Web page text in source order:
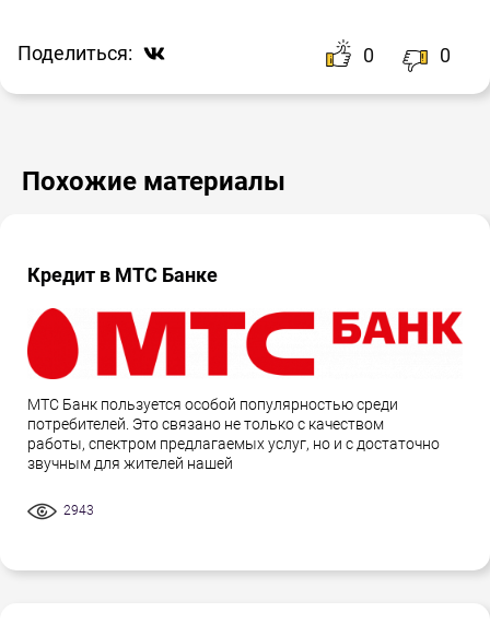
Поделиться: 0 0
Похожие материалы
Кредит в МТС Банке
МТС Банк пользуется особой популярностью среди
потребителей. Это связано не только с качеством
работы, спектром предлагаемых услуг, но и с достаточно
звучным для жителей нашей
2943